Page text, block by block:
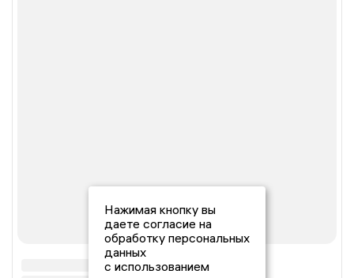
Нажимая кнопку вы
даете согласие на
обработку персональных
данных
с использованием